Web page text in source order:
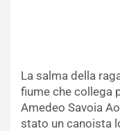
La salma della
fiume che collega
Amedeo Savoia
stato un canoista